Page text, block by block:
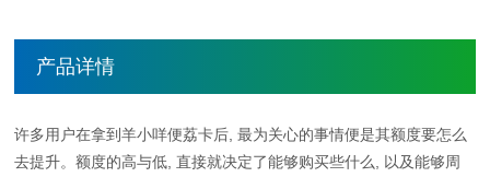
产品详情
许多用户在拿到羊小咩便荔卡后, 最为关心的事情便是其额度要怎么
去提升。额度的高与低, 直接就决定了能够购买些什么, 以及能够周